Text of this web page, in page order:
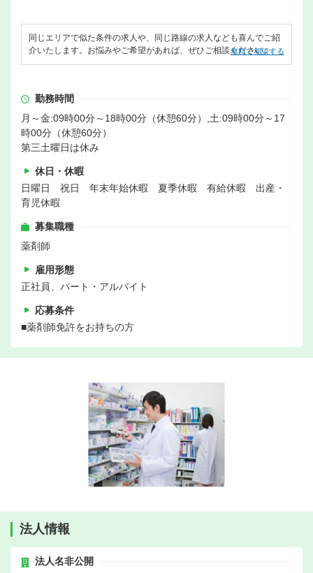
同じエリアで似た条件の求人や、同じ路線の求人なども喜んでご紹
介いたします。お悩みやご希望があれば、ぜひご相談ください。
無料で相談する
勤務時間
月～金:09時00分～18時00分（休憩60分）,土:09時00分～17
時00分（休憩60分）
第三土曜日は休み
休日・休暇
日曜日 祝日 年末年始休暇 夏季休暇 有給休暇 出産・
育児休暇
募集職種
薬剤師
雇用形態
正社員、パート・アルバイト
応募条件
■薬剤師免許をお持ちの方
法人情報
法人名非公開